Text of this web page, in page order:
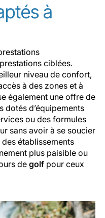
à
ciblées.
niveau de confort,
à des zones et à
également une offre de
dotés d’équipements
ou des formules
sans avoir à se soucier
établissements
plus paisible ou
degolf pour ceux